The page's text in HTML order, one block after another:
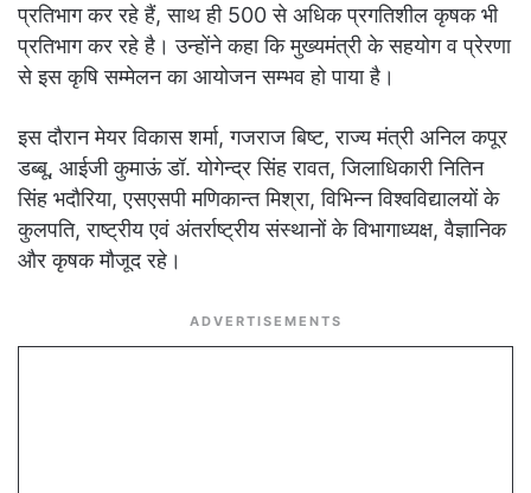
प्रतिभाग कर रहे हैं, साथ ही 500 से अधिक प्रगतिशील कृषक भी
प्रतिभाग कर रहे है। उन्होंने कहा कि मुख्यमंत्री के सहयोग व प्रेरणा
से इस कृषि सम्मेलन का आयोजन सम्भव हो पाया है।
इस दौरान मेयर विकास शर्मा, गजराज बिष्ट, राज्य मंत्री अनिल कपूर
डब्बू, आईजी कुमाऊं डॉ. योगेन्द्र सिंह रावत, जिलाधिकारी नितिन
सिंह भदौरिया, एसएसपी मणिकान्त मिश्रा, विभिन्न विश्वविद्यालयों के
कुलपति, राष्ट्रीय एवं अंतर्राष्ट्रीय संस्थानों के विभागाध्यक्ष, वैज्ञानिक
और कृषक मौजूद रहे।
ADVERTISEMENTS